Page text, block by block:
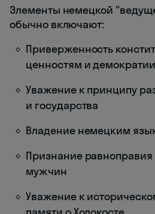
Элементы немецкой
обычно включают:
Приверженность
ценностям и демократии
Уважение к принципу
и государства
Владение немецким
Признание
мужчин
Уважение к